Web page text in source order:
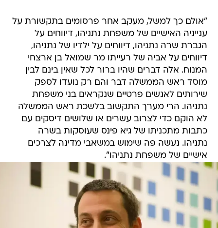
"אולם כך למשל, מעקב אחר פרסומים בתקשורת על
ענייניה האישיים של משפחת נתניהו, דיווחים על
הגברת שרה נתניהו, דיווחים על ילדיו של נתניהו,
דיווחים על אביה של רעייתו מר שמואל בן ארצחי
המנוח. אלה דברים שהיו ברור לכל שאין בינם לבין
מוסד ראש הממשלה דבר והם רק נועדו לספק
שירותים לאנשים פרטיים שנקראים בני משפחת
נתניהו. הרי מערך התקשוב בלשכת ראש הממשלה
לא הוקם כדי לצרוב עשרים או שלושים דיסקים עם
כתבות מתכניתו של גיא פינס שעוסקות בשרה
נתניהו. נעשה פה שימוש במשאבי מדינה לצרכים
אישיים של משפחת נתניהו".